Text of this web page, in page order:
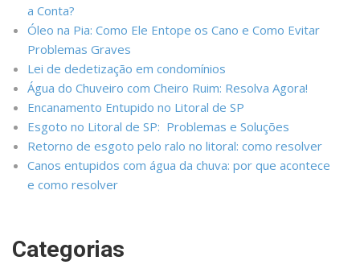
a Conta?
Óleo na Pia: Como Ele Entope os Cano e Como Evitar
Problemas Graves
Lei de dedetização em condomínios
Água do Chuveiro com Cheiro Ruim: Resolva Agora!
Encanamento Entupido no Litoral de SP
Esgoto no Litoral de SP: Problemas e Soluções
Retorno de esgoto pelo ralo no litoral: como resolver
Canos entupidos com água da chuva: por que acontece
e como resolver
Categorias